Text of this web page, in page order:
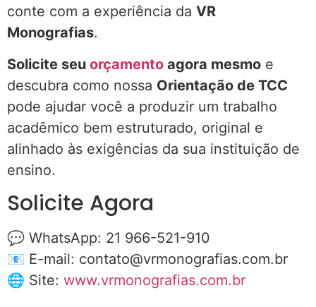
conte com a experiência da VR
Monografias.
Solicite seu orçamento agora mesmo e
descubra como nossa Orientação de TCC
pode ajudar você a produzir um trabalho
acadêmico bem estruturado, original e
alinhado às exigências da sua instituição de
ensino.
Solicite Agora
💬 WhatsApp: 21 966-521-910
📧 E-mail: contato@vrmonografias.com.br
🌐 Site: www.vrmonografias.com.br